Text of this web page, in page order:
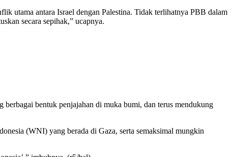
utama antara Israel dengan Palestina. Tidak terlihatnya PBB dalam
secara sepihak,” ucapnya.
bentuk penjajahan di muka bumi, dan terus mendukung
(WNI) yang berada di Gaza, serta semaksimal mungkin